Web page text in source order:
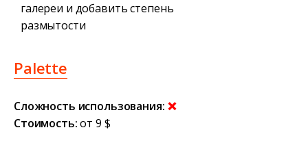
галереи и добавить степень
размытости
Palette
Сложность использования: ❌
Стоимость:от 9 $